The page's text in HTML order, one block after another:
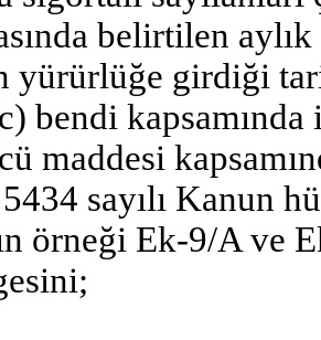
belirtilen
yürürlüğe girdiği
bendi
maddesi
5434 sayılı Kanun
örneği Ek-9/A ve